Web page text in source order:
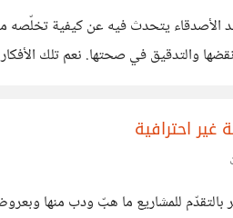
والتدقيق في صحتها. نعم تلك
احترافية
بالتقدّم للمشاريع ما هبّ ودب منها